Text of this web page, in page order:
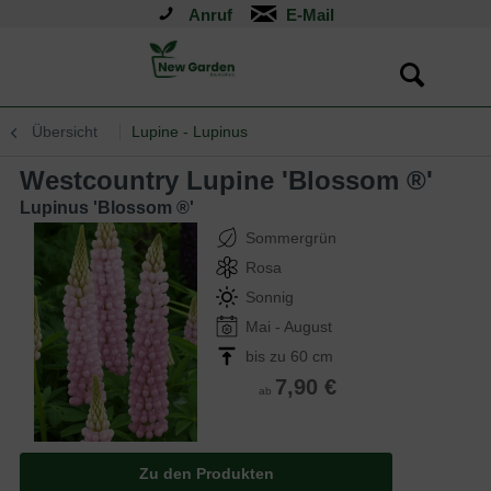
Anruf
Übersicht Lupine - Lupinus
Westcountry Lupine 'Blossom ®'
Lupinus 'Blossom ®'
Sommergrün
Rosa
Sonnig
Mai - August
bis zu 60 cm
ab 7,90 €
Zu den Produkten